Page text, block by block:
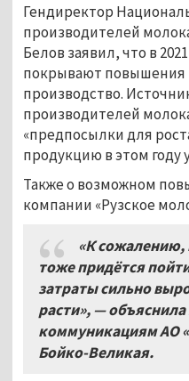
Гендиректор
производителей
Белов заявил, что в
покрывают повышения
производство.
производителей
«предпосылки для
продукцию в этом году
Также о возможном
компании «Рузское
«К сожалению,
тоже придётся
затраты сильно
расти», —
коммуникациям АО
Бойко-Великая.